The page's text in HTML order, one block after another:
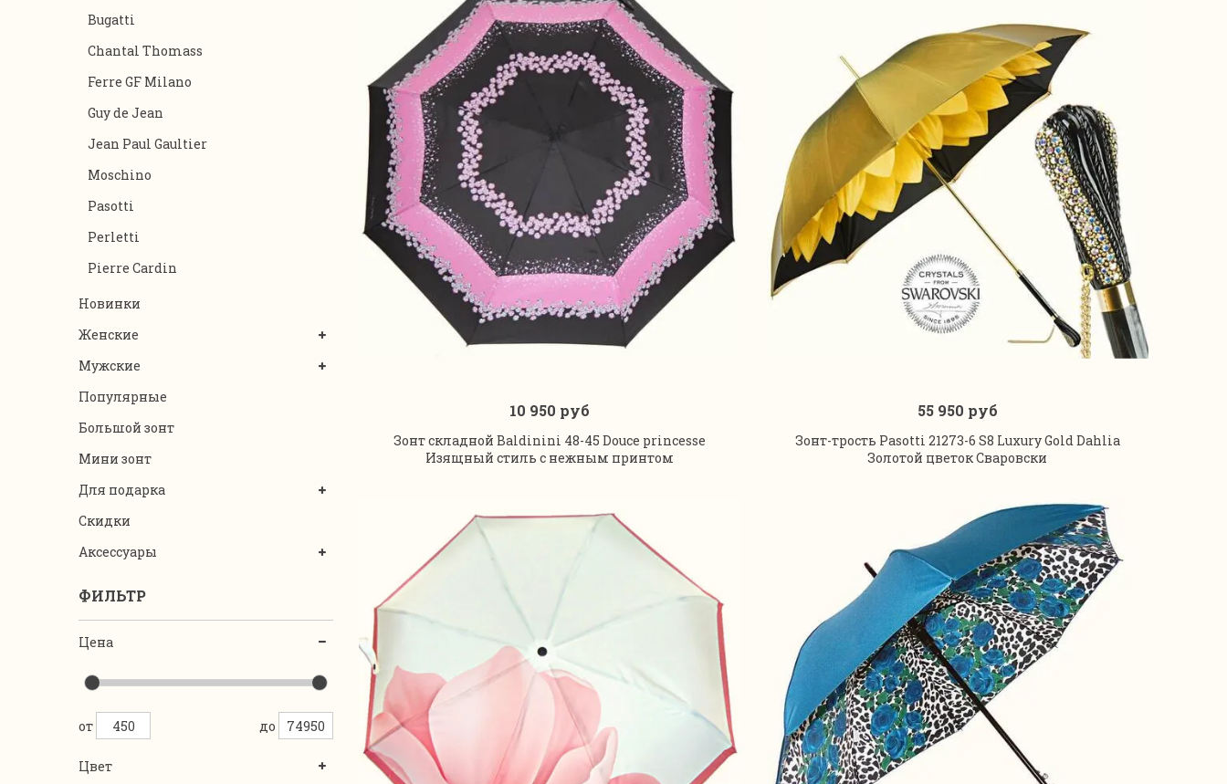
Bugatti
Chantal Thomass
Ferre GF Milano
Guy de Jean
Jean Paul Gaultier
Moschino
Pasotti
Perletti
Pierre Cardin
Новинки
Женские
Мужские
Популярные
Большой зонт
Мини зонт
Для подарка
Скидки
Аксессуары
ФИЛЬТР
Цена
от до
Цвет
В корзину
10 950 руб
Зонт складной Baldinini 48-45 Douce princesse
Изящный стиль с нежным принтом
В корзину
55 950 руб
Зонт-трость Pasotti 21273-6 S8 Luxury Gold Dahlia
Золотой цветок Сваровски